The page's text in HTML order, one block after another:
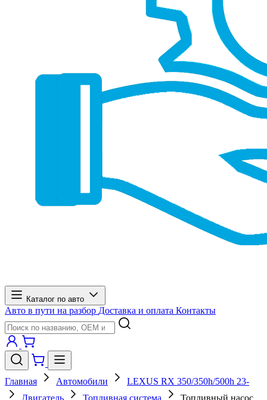
Каталог по авто
Авто в пути на разбор Доставка и оплата Контакты
Главная Автомобили
LEXUS RX 350/350h/500h 23-
Двигатель
Топливная система
Топливный насос